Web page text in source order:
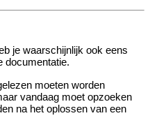
je waarschijnlijk ook eens
documentatie.
moeten worden
vandaag moet opzoeken
na het oplossen van een